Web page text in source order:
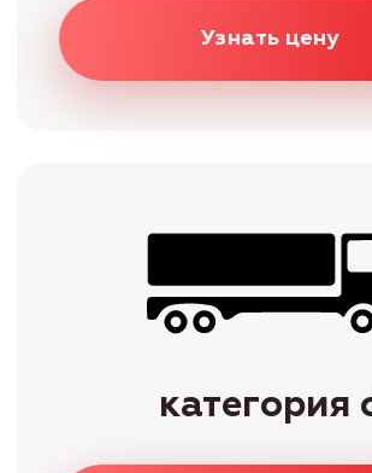
Наши инструкторы